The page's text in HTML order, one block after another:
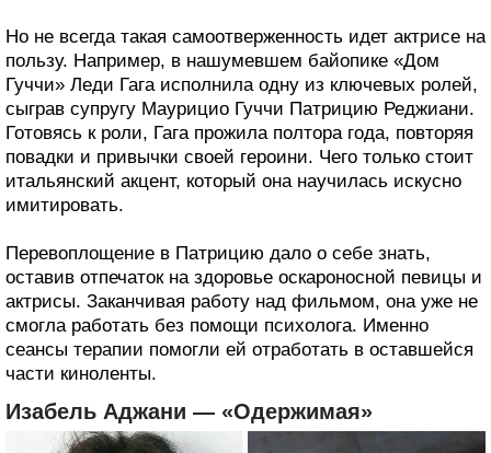
Но не всегда такая самоотверженность идет актрисе на
пользу. Например, в нашумевшем байопике «Дом
Гуччи» Леди Гага исполнила одну из ключевых ролей,
сыграв супругу Маурицио Гуччи Патрицию Реджиани.
Готовясь к роли, Гага прожила полтора года, повторяя
повадки и привычки своей героини. Чего только стоит
итальянский акцент, который она научилась искусно
имитировать.
Перевоплощение в Патрицию дало о себе знать,
оставив отпечаток на здоровье оскароносной певицы и
актрисы. Заканчивая работу над фильмом, она уже не
смогла работать без помощи психолога. Именно
сеансы терапии помогли ей отработать в оставшейся
части киноленты.
Изабель Аджани — «Одержимая»